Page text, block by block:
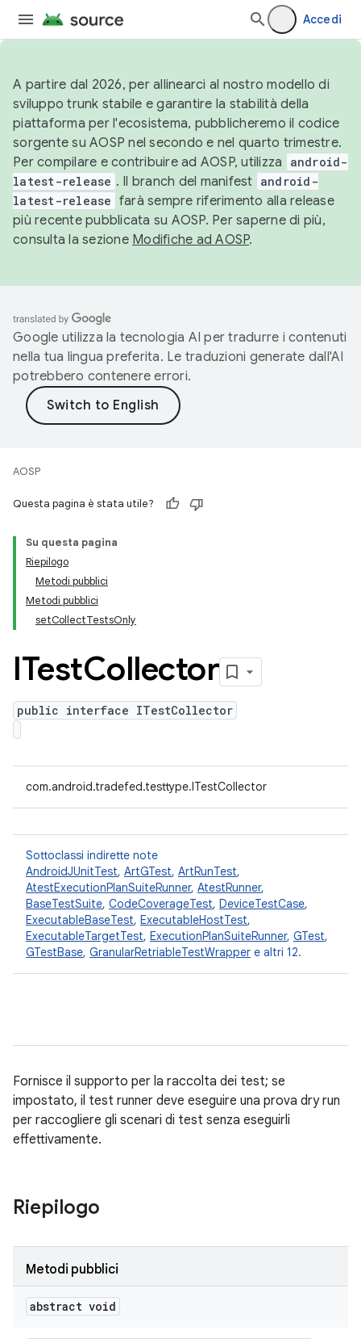
Accedi
A partire dal 2026, per allinearci al nostro modello di
sviluppo trunk stabile e garantire la stabilità della
piattaforma per l'ecosistema, pubblicheremo il codice
sorgente su AOSP nel secondo e nel quarto trimestre.
Per compilare e contribuire ad AOSP, utilizza
android-
latest-release . Il branch del manifest android-
latest-release farà sempre riferimento alla release
più recente pubblicata su AOSP. Per saperne di più,
consulta la sezione Modifiche ad AOSP.
Google utilizza la tecnologia AI per tradurre i contenuti
nella tua lingua preferita. Le traduzioni generate dall'AI
potrebbero contenere errori.
AOSP
Questa pagina è stata utile?
Su questa pagina
Riepilogo
Metodi pubblici
Metodi pubblici
setCollectTestsOnly
ITestCollector
public interface ITestCollector
com.android.tradefed.testtype.ITestCollector
Sottoclassi indirette note
AndroidJUnitTest, ArtGTest, ArtRunTest,
AtestExecutionPlanSuiteRunner, AtestRunner,
BaseTestSuite, CodeCoverageTest, DeviceTestCase,
ExecutableBaseTest, ExecutableHostTest,
ExecutableTargetTest, ExecutionPlanSuiteRunner, GTest,
GTestBase, GranularRetriableTestWrapper e altri 12.
Fornisce il supporto per la raccolta dei test; se
impostato, il test runner deve eseguire una prova dry run
per raccogliere gli scenari di test senza eseguirli
effettivamente.
Riepilogo
Metodi pubblici
abstract void